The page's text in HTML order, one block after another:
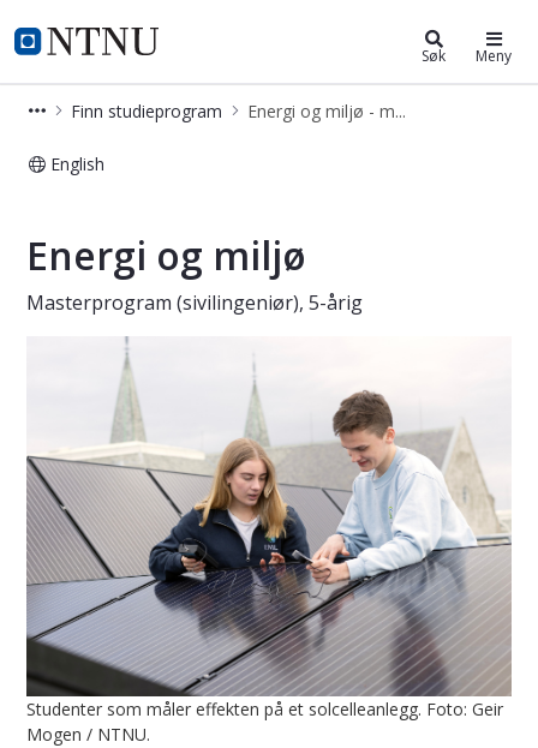
NTNU Hjemmeside
Energi og miljø - master (5-årig)
Søk Meny
Finn studieprogram Energi og miljø - master (5-årig)
English
Energi og miljø
Masterprogram (sivilingeniør), 5-årig
Studenter som måler effekten på et solcelleanlegg. Foto: Geir
Mogen / NTNU.